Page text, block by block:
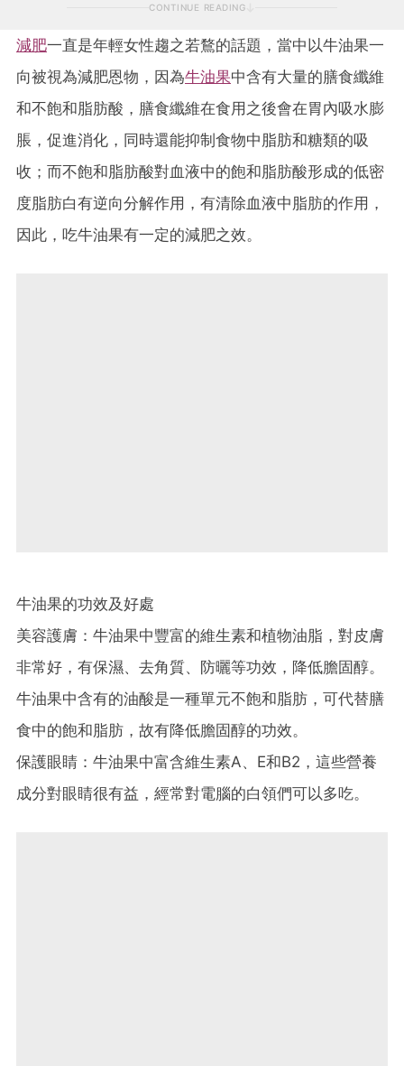
CONTINUE READING
減肥一直是年輕女性趨之若鶩的話題，當中以牛油果一
向被視為減肥恩物，因為牛油果中含有大量的膳食纖維
和不飽和脂肪酸，膳食纖維在食用之後會在胃內吸水膨
脹，促進消化，同時還能抑制食物中脂肪和糖類的吸
收；而不飽和脂肪酸對血液中的飽和脂肪酸形成的低密
度脂肪白有逆向分解作用，有清除血液中脂肪的作用，
因此，吃牛油果有一定的減肥之效。
牛油果的功效及好處
美容護膚：牛油果中豐富的維生素和植物油脂，對皮膚
非常好，有保濕、去角質、防曬等功效，降低膽固醇。
牛油果中含有的油酸是一種單元不飽和脂肪，可代替膳
食中的飽和脂肪，故有降低膽固醇的功效。
保護眼睛：牛油果中富含維生素A、E和B2，這些營養
成分對眼睛很有益，經常對電腦的白領們可以多吃。